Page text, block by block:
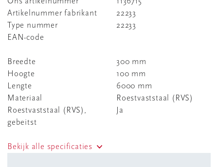
Artikelnummer fabrikant
22233
Type nummer
22233
EAN-code
Breedte
300 mm
Hoogte
100 mm
Lengte
6000 mm
Materiaal
Roestvaststaal (RVS)
Roestvaststaal (RVS),
gebeitst
Ja
Bekijk alle specificaties